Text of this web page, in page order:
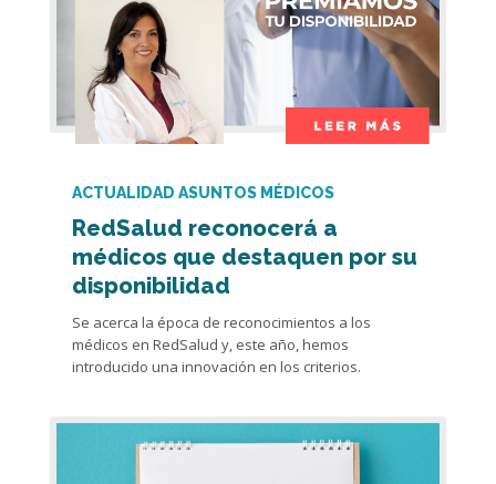
ACTUALIDAD ASUNTOS MÉDICOS
RedSalud reconocerá a
médicos que destaquen por su
disponibilidad
Se acerca la época de reconocimientos a los
médicos en RedSalud y, este año, hemos
introducido una innovación en los criterios.